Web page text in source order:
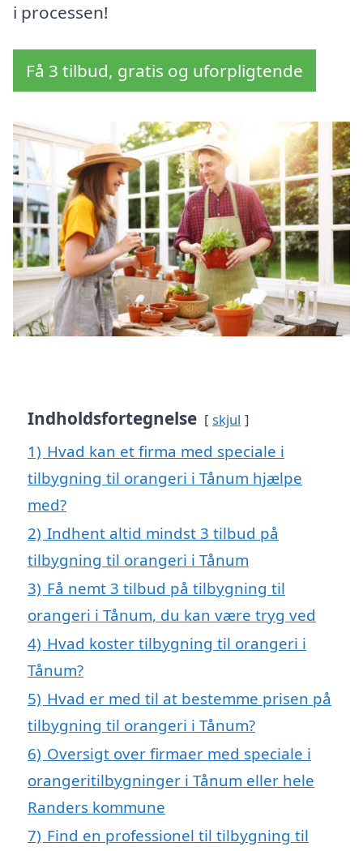
i processen!
Få 3 tilbud, gratis og uforpligtende
Indholdsfortegnelse skjul
1) Hvad kan et firma med speciale i
tilbygning til orangeri i Tånum hjælpe
med?
2) Indhent altid mindst 3 tilbud på
tilbygning til orangeri i Tånum
3) Få nemt 3 tilbud på tilbygning til
orangeri i Tånum, du kan være tryg ved
4) Hvad koster tilbygning til orangeri i
Tånum?
5) Hvad er med til at bestemme prisen på
tilbygning til orangeri i Tånum?
6) Oversigt over firmaer med speciale i
orangeritilbygninger i Tånum eller hele
Randers kommune
7) Find en professionel til tilbygning til